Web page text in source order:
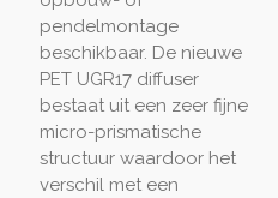
pendelmontage
beschikbaar. De nieuwe
PET UGR17 diffuser
bestaat uit een zeer fijne
micro-prismatische
structuur waardoor het
verschil met een